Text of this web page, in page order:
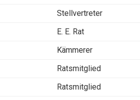
Stellvertreter
E. E. Rat
Kämmerer
Ratsmitglied
Ratsmitglied